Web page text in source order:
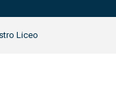
Liceo